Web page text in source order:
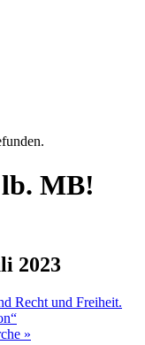
MB!
2023
Recht und Freiheit.
»